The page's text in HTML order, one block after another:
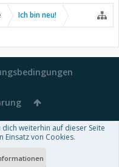
Ich bin neu!
Deutsch von xenDach
weiterhin auf dieser Seite
Einsatz von Cookies.